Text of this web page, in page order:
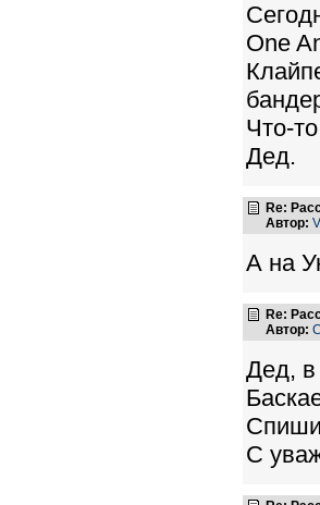
One
Что-
Дед.
Re:
Автор:
А на
Re:
Автор:
Дед, в
С